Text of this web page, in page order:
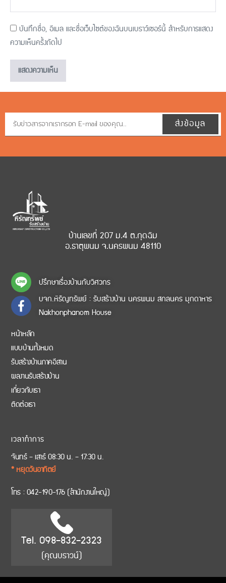
บันทึกชื่อ, อีเมล และชื่อเว็บไซต์ของฉันบนเบราว์เซอร์นี้ สำหรับการแสดง
ความเห็นครั้งถัดไป
ส่งข้อมูล
บ้านเลขที่ 207 ม.4 ต.กุดฉิม
อ.ธาตุพนม จ.นครพนม 48110
ปรึกษาเรื่องบ้านกับวิศวกร
บจก.หิรัญทรัพย์ : รับสร้างบ้าน นครพนม สกลนคร มุกดาหาร
Nakhonphanom House
หน้าหลัก
แบบบ้านทั้งหมด
รับสร้างบ้านภาคอีสาน
ผลงานรับสร้างบ้าน
เกี่ยวกับเรา
ติดต่อเรา
เวลาทำการ
จันทร์ – เสาร์ 08:30 น. – 17:30 น.
* หยุดวันอาทิตย์
โทร :042-190-176(สำนักงานใหญ่)
Tel. 098-832-2323
(คุณบราวน์)